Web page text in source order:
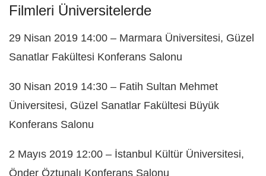
Filmleri Üniversitelerde
29 Nisan 2019 14:00 – Marmara Üniversitesi, Güzel
Sanatlar Fakültesi Konferans Salonu
30 Nisan 2019 14:30 – Fatih Sultan Mehmet
Üniversitesi, Güzel Sanatlar Fakültesi Büyük
Konferans Salonu
2 Mayıs 2019 12:00 – İstanbul Kültür Üniversitesi,
Önder Öztunalı Konferans Salonu